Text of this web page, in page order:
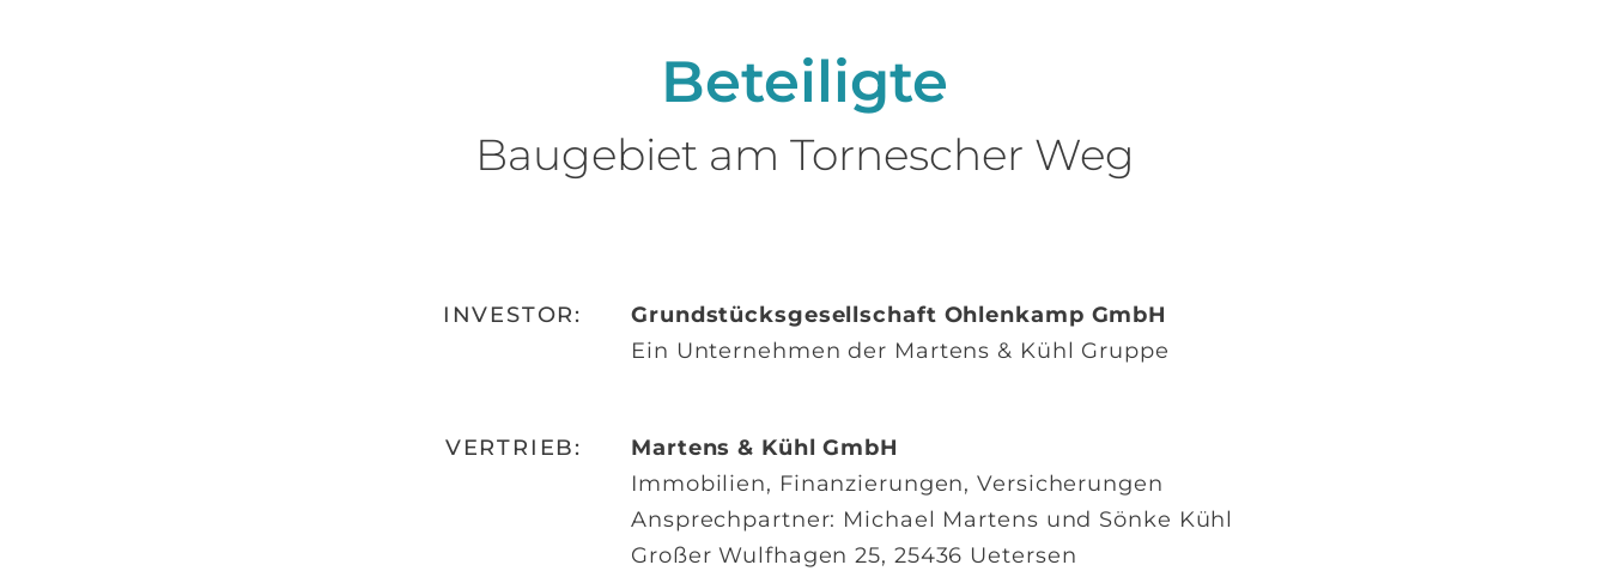
Beteiligte
Baugebiet am Tornescher Weg
INVESTOR:
Grundstücksgesellschaft Ohlenkamp GmbH
Ein Unternehmen der Martens & Kühl Gruppe
VERTRIEB:
Martens & Kühl GmbH
Immobilien, Finanzierungen, Versicherungen
Ansprechpartner: Michael Martens und Sönke Kühl
Großer Wulfhagen 25, 25436 Uetersen